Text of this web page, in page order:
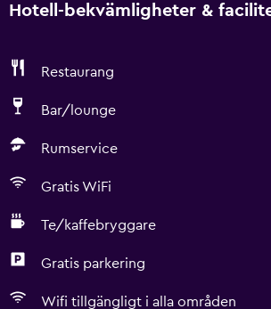
Hotell-bekvämligheter &
Restaurang
Bar/lounge
Rumservice
Gratis WiFi
Te/kaffebryggare
Gratis parkering
Wifi tillgängligt i alla områden